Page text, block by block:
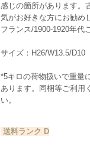
感じの箇所があります。
気がお好きな方にお勧め
フランス/1900-1920年代
サイズ：H26/W13.5/D10
*5キロの荷物扱いで重量
あります。同梱等ご利用
い。
送料ランク D